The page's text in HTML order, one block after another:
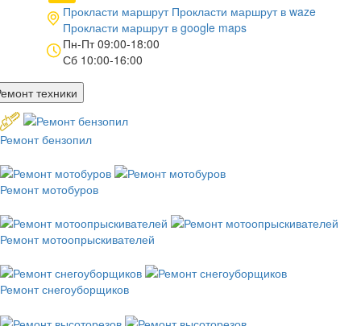
Прокласти маршрут Прокласти маршрут в waze
Прокласти маршрут в google maps
Пн-Пт 09:00-18:00
Сб 10:00-16:00
техники
Ремонт бензопил
Ремонт мотобуров
Ремонт мотоопрыскивателей
Ремонт снегоуборщиков